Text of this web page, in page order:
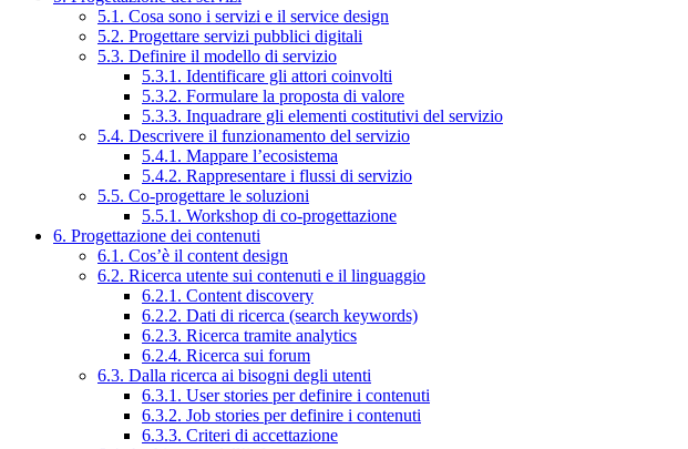
5.1. Cosa sono i servizi e il service design
5.2. Progettare servizi pubblici digitali
5.3. Definire il modello di servizio
5.3.1. Identificare gli attori coinvolti
5.3.2. Formulare la proposta di valore
5.3.3. Inquadrare gli elementi costitutivi del servizio
5.4. Descrivere il funzionamento del servizio
5.4.1. Mappare l’ecosistema
5.4.2. Rappresentare i flussi di servizio
5.5. Co-progettare le soluzioni
5.5.1. Workshop di co-progettazione
6. Progettazione dei contenuti
6.1. Cos’è il content design
6.2. Ricerca utente sui contenuti e il linguaggio
6.2.1. Content discovery
6.2.2. Dati di ricerca (search keywords)
6.2.3. Ricerca tramite analytics
6.2.4. Ricerca sui forum
6.3. Dalla ricerca ai bisogni degli utenti
6.3.1. User stories per definire i contenuti
6.3.2. Job stories per definire i contenuti
6.3.3. Criteri di accettazione